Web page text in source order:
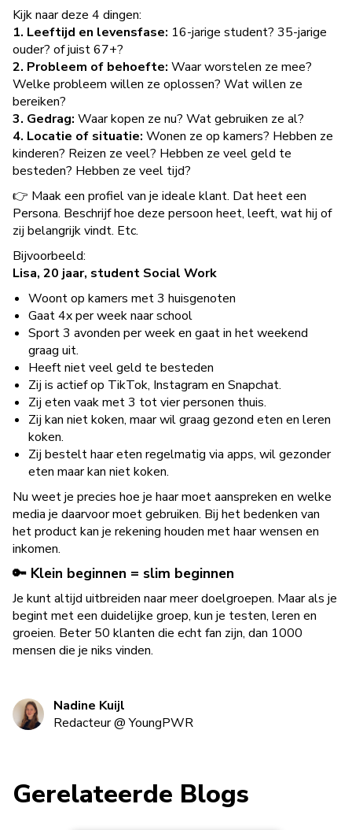
Kijk naar deze 4 dingen:
1. Leeftijd en levensfase: 16-jarige student? 35-jarige
ouder? of juist 67+?
2. Probleem of behoefte: Waar worstelen ze mee?
Welke probleem willen ze oplossen? Wat willen ze
bereiken?
3. Gedrag: Waar kopen ze nu? Wat gebruiken ze al?
4. Locatie of situatie: Wonen ze op kamers? Hebben ze
kinderen? Reizen ze veel? Hebben ze veel geld te
besteden? Hebben ze veel tijd?
👉 Maak een profiel van je ideale klant. Dat heet een
Persona. Beschrijf hoe deze persoon heet, leeft, wat hij of
zij belangrijk vindt. Etc.
Bijvoorbeeld:
Lisa, 20 jaar, student Social Work
Woont op kamers met 3 huisgenoten
Gaat 4x per week naar school
Sport 3 avonden per week en gaat in het weekend
graag uit.
Heeft niet veel geld te besteden
Zij is actief op TikTok, Instagram en Snapchat.
Zij eten vaak met 3 tot vier personen thuis.
Zij kan niet koken, maar wil graag gezond eten en leren
koken.
Zij bestelt haar eten regelmatig via apps, wil gezonder
eten maar kan niet koken.
Nu weet je precies hoe je haar moet aanspreken en welke
media je daarvoor moet gebruiken. Bij het bedenken van
het product kan je rekening houden met haar wensen en
inkomen.
🔑 Klein beginnen = slim beginnen
Je kunt altijd uitbreiden naar meer doelgroepen. Maar als je
begint met een duidelijke groep, kun je testen, leren en
groeien. Beter 50 klanten die echt fan zijn, dan 1000
mensen die je niks vinden.
Nadine Kuijl
Redacteur@YoungPWR
Gerelateerde Blogs